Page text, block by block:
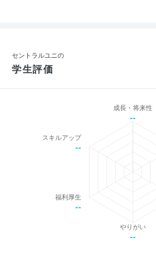
セントラルユニの
学生評価
成長・将来性
--
やりがい
--
福利厚生
--
スキルアップ
--